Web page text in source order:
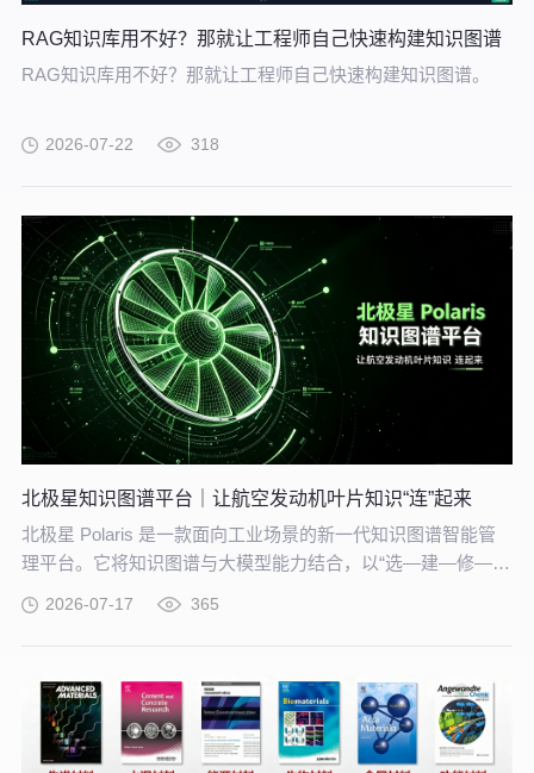
RAG知识库用不好？那就让工程师自己快速构建知识图谱
RAG知识库用不好？那就让工程师自己快速构建知识图谱。
2026-07-22 318
北极星知识图谱平台｜让航空发动机叶片知识“连”起来
北极星 Polaris 是一款面向工业场景的新一代知识图谱智能管
理平台。它将知识图谱与大模型能力结合，以“选—建—修—
的知识网络。
2026-07-17 365